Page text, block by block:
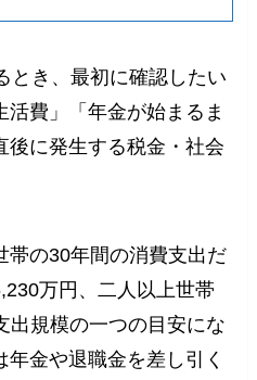
とき、最初に確認したい
費」「年金が始まるま
後に発生する税金・社会
帯の30年間の消費支出だ
万円、二人以上世帯
出規模の一つの目安にな
年金や退職金を差し引く